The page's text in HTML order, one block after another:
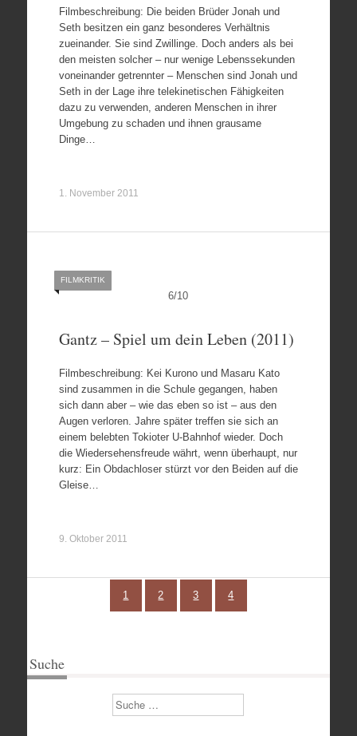
Filmbeschreibung: Die beiden Brüder Jonah und
Seth besitzen ein ganz besonderes Verhältnis
zueinander. Sie sind Zwillinge. Doch anders als bei
den meisten solcher – nur wenige Lebenssekunden
voneinander getrennter – Menschen sind Jonah und
Seth in der Lage ihre telekinetischen Fähigkeiten
dazu zu verwenden, anderen Menschen in ihrer
Umgebung zu schaden und ihnen grausame
Dinge…
1. November 2011
6/10
FILMKRITIK
Gantz – Spiel um dein Leben (2011)
Filmbeschreibung: Kei Kurono und Masaru Kato
sind zusammen in die Schule gegangen, haben
sich dann aber – wie das eben so ist – aus den
Augen verloren. Jahre später treffen sie sich an
einem belebten Tokioter U-Bahnhof wieder. Doch
die Wiedersehensfreude währt, wenn überhaupt, nur
kurz: Ein Obdachloser stürzt vor den Beiden auf die
Gleise…
9. Oktober 2011
1 2 3 4
Suche
Suchen